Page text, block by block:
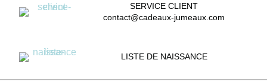
SERVICE CLIENT
contact@cadeaux-jumeaux.com
LISTE DE NAISSANCE